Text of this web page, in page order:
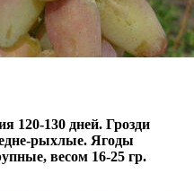
120-130 дней. Грозди
рыхлые. Ягоды
весом 16-25 гр.